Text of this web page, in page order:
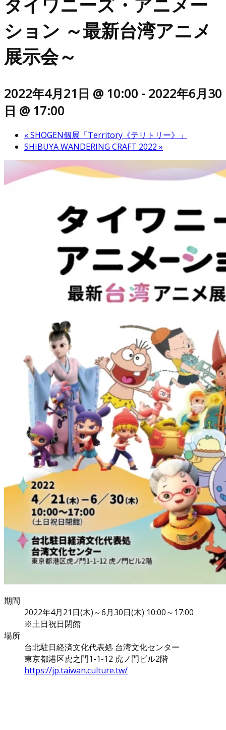
ション ～最新台湾アニメ
展示会～
2022年4月21日 @ 10:00 - 2022年6月30
日 @ 17:00
«SHOGEN個展「Territory《テリトリー》」
SHIBUYA WANDERING CRAFT 2022 »
期間
2022年4月21日(木)～6月30日(木) 10:00～17:00
※土日祝日閉館
場所
台北駐日経済文化代表処 台湾文化センター
東京都港区虎之門1-1-12 虎ノ門ビル2階
https://jp.taiwan.culture.tw/